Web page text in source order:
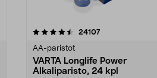
24107arvostelut
AA-paristot
VARTA Longlife Power
Alkaliparisto, 24 kpl
4.5viidestä